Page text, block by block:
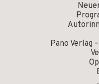
Pano Verlag